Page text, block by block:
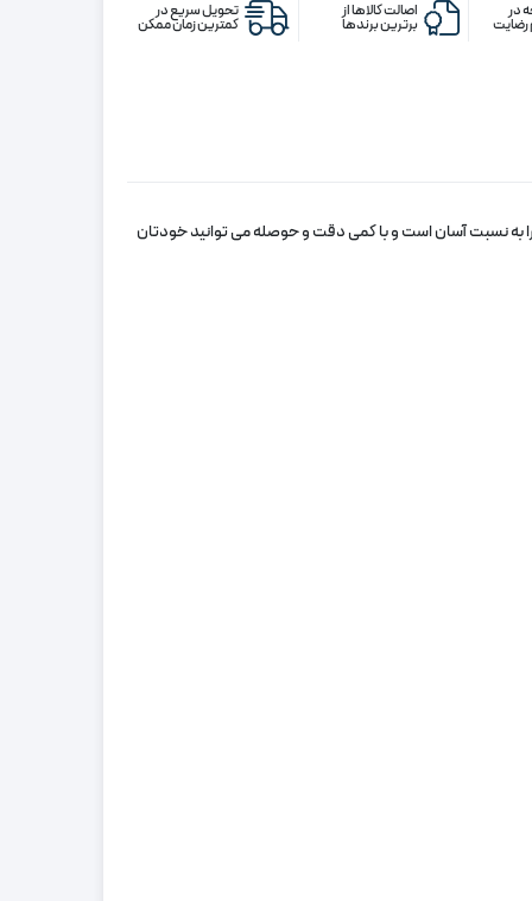
دار
در اصالت کالاها از
برترین برندها
تحویل سریع در
کمترین زمان ممکن
به نسبت آسان است و با کمی دقت و حوصله می‌ توانید خودتان